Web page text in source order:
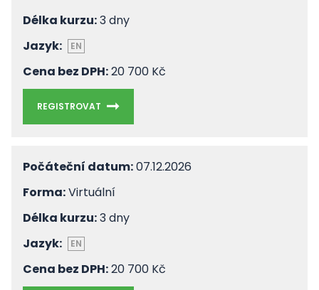
Délka kurzu:3 dny
Jazyk:
EN
Cena bez DPH:20 700 Kč
REGISTROVAT
Počáteční datum:07.12.2026
Forma:Virtuální
Délka kurzu:3 dny
Jazyk:
EN
Cena bez DPH:20 700 Kč